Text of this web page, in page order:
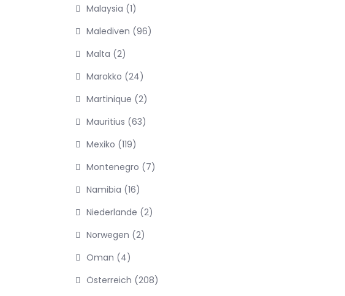
Malaysia (1)
Malediven (96)
Malta (2)
Marokko (24)
Martinique (2)
Mauritius (63)
Mexiko (119)
Montenegro (7)
Namibia (16)
Niederlande (2)
Norwegen (2)
Oman (4)
Österreich (208)